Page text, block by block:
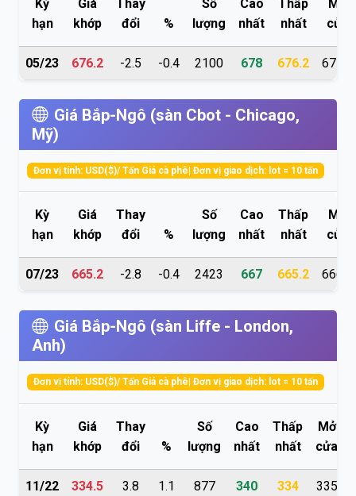
Kỳ
hạn
Giá
khớp
Thay
đổi
%
Số
lượng
Cao
nhất
Thấp
nhất
Mở
cửa
05/23 676.2 -2.5 -0.4 2100 678 676.2 677.8
Giá Bắp-Ngô (sàn Cbot - Chicago,
Mỹ)
Đơn vị tính: USD($)/ Tấn Giá cà phê| Đơn vị giao dịch: lot = 10 tấn
Kỳ
hạn
Giá
khớp
Thay
đổi
%
Số
lượng
Cao
nhất
Thấp
nhất
Mở
cửa
07/23 665.2 -2.8 -0.4 2423 667 665.2 666.2
Giá Bắp-Ngô (sàn Liffe - London,
Anh)
Đơn vị tính: USD($)/ Tấn Giá cà phê| Đơn vị giao dịch: lot = 10 tấn
Kỳ
hạn
Giá
khớp
Thay
đổi
%
Số
lượng
Cao
nhất
Thấp
nhất
Mở
cửa
11/22 334.5 3.8 1.1 877 340 334 335